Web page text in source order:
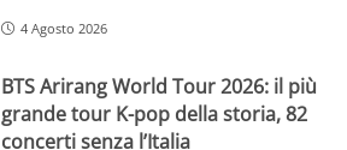
4 Agosto 2026
BTS Arirang World Tour 2026: il più
grande tour K-pop della storia, 82
concerti senza l’Italia